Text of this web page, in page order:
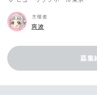
主催者
爽波
募集